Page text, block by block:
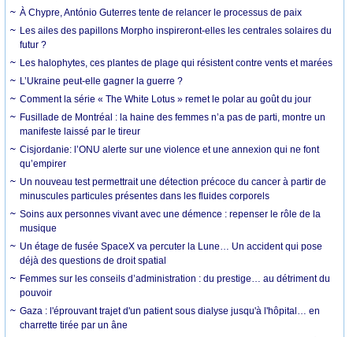
À Chypre, António Guterres tente de relancer le processus de paix
Les ailes des papillons Morpho inspireront-elles les centrales solaires du
futur ?
Les halophytes, ces plantes de plage qui résistent contre vents et marées
L’Ukraine peut-elle gagner la guerre ?
Comment la série « The White Lotus » remet le polar au goût du jour
Fusillade de Montréal : la haine des femmes n’a pas de parti, montre un
manifeste laissé par le tireur
Cisjordanie: l’ONU alerte sur une violence et une annexion qui ne font
qu’empirer
Un nouveau test permettrait une détection précoce du cancer à partir de
minuscules particules présentes dans les fluides corporels
Soins aux personnes vivant avec une démence : repenser le rôle de la
musique
Un étage de fusée SpaceX va percuter la Lune… Un accident qui pose
déjà des questions de droit spatial
Femmes sur les conseils d’administration : du prestige… au détriment du
pouvoir
Gaza : l'éprouvant trajet d'un patient sous dialyse jusqu'à l'hôpital… en
charrette tirée par un âne